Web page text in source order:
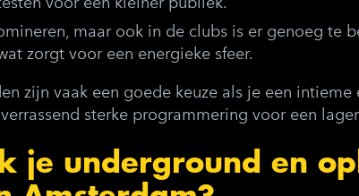
maar ook in de clubs is er genoeg te
zorgt voor een energieke sfeer.
zijn vaak een goede keuze als je een
sterke programmering voor een
je underground en